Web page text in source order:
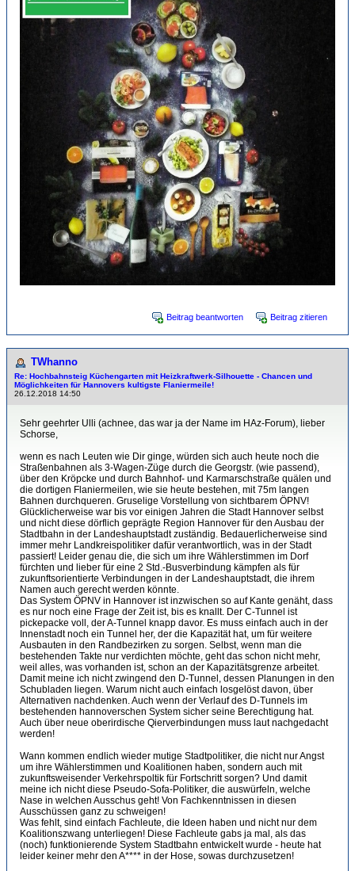
Beitrag beantworten Beitrag zitieren
TWhanno
Re: Hochbahnsteig Küchengarten mit Heizkraftwerk-Sil­hou­et­te - Chancen und
Möglichkeiten für Hannovers kultigste Flaniermeile!
26.12.2018 14:50
Sehr geehrter Ulli (achnee, das war ja der Name im HAz-Forum), lieber
Schorse,
wenn es nach Leuten wie Dir ginge, würden sich auch heute noch die
Straßenbahnen als 3-Wagen-Züge durch die Georgstr. (wie passend),
über den Kröpcke und durch Bahnhof- und Karmarschstraße quälen und
die dortigen Flaniermeilen, wie sie heute bestehen, mit 75m langen
Bahnen durchqueren. Gruselige Vorstellung von sichtbarem ÖPNV!
Glücklicherweise war bis vor einigen Jahren die Stadt Hannover selbst
und nicht diese dörflich geprägte Region Hannover für den Ausbau der
Stadtbahn in der Landeshauptstadt zuständig. Bedauerlicherweise sind
immer mehr Landkreispolitiker dafür verantwortlich, was in der Stadt
passiert! Leider genau die, die sich um ihre Wählerstimmen im Dorf
fürchten und lieber für eine 2 Std.-Busverbindung kämpfen als für
zukunftsorientierte Verbindungen in der Landeshauptstadt, die ihrem
Namen auch gerecht werden könnte.
Das System ÖPNV in Hannover ist inzwischen so auf Kante genäht, dass
es nur noch eine Frage der Zeit ist, bis es knallt. Der C-Tunnel ist
pickepacke voll, der A-Tunnel knapp davor. Es muss einfach auch in der
Innenstadt noch ein Tunnel her, der die Kapazität hat, um für weitere
Ausbauten in den Randbezirken zu sorgen. Selbst, wenn man die
bestehenden Takte nur verdichten möchte, geht das schon nicht mehr,
weil alles, was vorhanden ist, schon an der Kapazitätsgrenze arbeitet.
Damit meine ich nicht zwingend den D-Tunnel, dessen Planungen in den
Schubladen liegen. Warum nicht auch einfach losgelöst davon, über
Alternativen nachdenken. Auch wenn der Verlauf des D-Tunnels im
bestehenden hannoverschen System sicher seine Berechtigung hat.
Auch über neue oberirdische Qierverbindungen muss laut nachgedacht
werden!
Wann kommen endlich wieder mutige Stadtpolitiker, die nicht nur Angst
um ihre Wählerstimmen und Koalitionen haben, sondern auch mit
zukunftsweisender Verkehrspoltik für Fortschritt sorgen? Und damit
meine ich nicht diese Pseudo-Sofa-Politiker, die auswürfeln, welche
Nase in welchen Ausschus geht! Von Fachkenntnissen in diesen
Ausschüssen ganz zu schweigen!
Was fehlt, sind einfach Fachleute, die Ideen haben und nicht nur dem
Koalitionszwang unterliegen! Diese Fachleute gabs ja mal, als das
(noch) funktionierende System Stadtbahn entwickelt wurde - heute hat
leider keiner mehr den A**** in der Hose, sowas durchzusetzen!